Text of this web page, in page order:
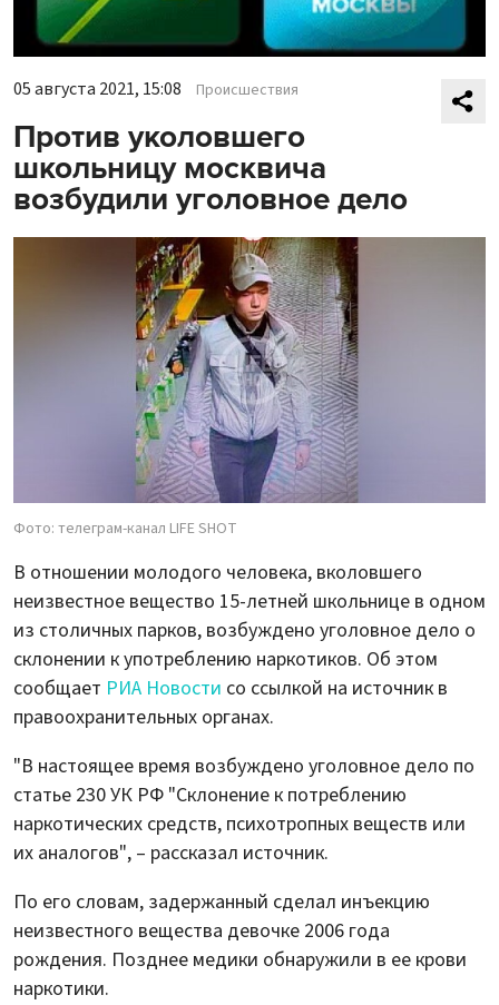
05 августа 2021, 15:08 Происшествия
Против уколовшего
школьницу москвича
возбудили уголовное дело
Фото: телеграм-канал LIFE SHOT
В отношении молодого человека, вколовшего
неизвестное вещество 15-летней школьнице в одном
из столичных парков, возбуждено уголовное дело о
склонении к употреблению наркотиков. Об этом
сообщает РИА Новости со ссылкой на источник в
правоохранительных органах.
"В настоящее время возбуждено уголовное дело по
статье 230 УК РФ "Склонение к потреблению
наркотических средств, психотропных веществ или
их аналогов", – рассказал источник.
По его словам, задержанный сделал инъекцию
неизвестного вещества девочке 2006 года
рождения. Позднее медики обнаружили в ее крови
наркотики.